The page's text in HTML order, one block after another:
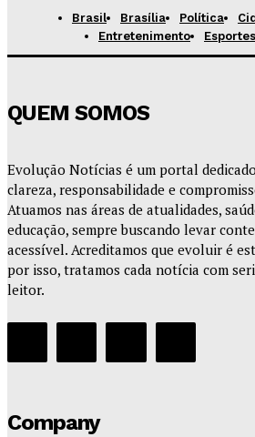
Brasil Brasília Política
Entretenimento
Esportes
QUEM SOMOS
Evolução Notícias é um portal
clareza, responsabilidade e
Atuamos nas áreas de atualidades,
educação, sempre buscando levar
acessível. Acreditamos que evoluir é
por isso, tratamos cada notícia com
leitor.
Company